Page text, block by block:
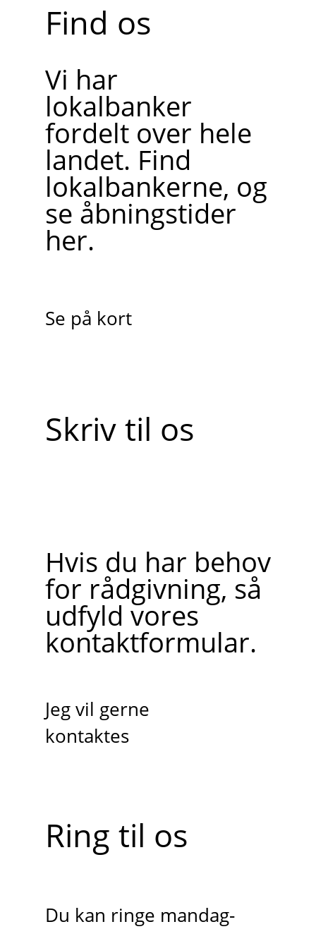
Find os
Vi har
lokalbanker
fordelt over hele
landet. Find
lokalbankerne, og
se åbningstider
her.
Se på kort
Skriv til os
Hvis du har behov
for rådgivning, så
udfyld vores
kontaktformular.
Jeg vil gerne
kontaktes
Ring til os
Du kan ringe mandag-